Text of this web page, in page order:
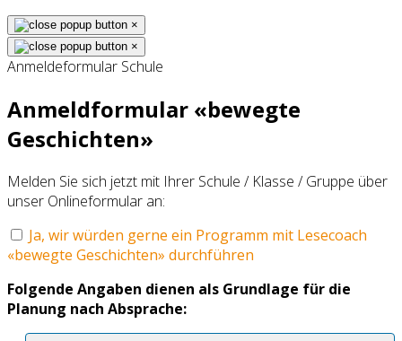
×
×
Anmeldeformular Schule
Anmeldformular «bewegte
Geschichten»
Melden Sie sich jetzt mit Ihrer Schule / Klasse / Gruppe über
unser Onlineformular an:
Ja, wir würden gerne ein Programm mit Lesecoach
«bewegte Geschichten» durchführen
Folgende Angaben dienen als Grundlage für die
Planung nach Absprache: